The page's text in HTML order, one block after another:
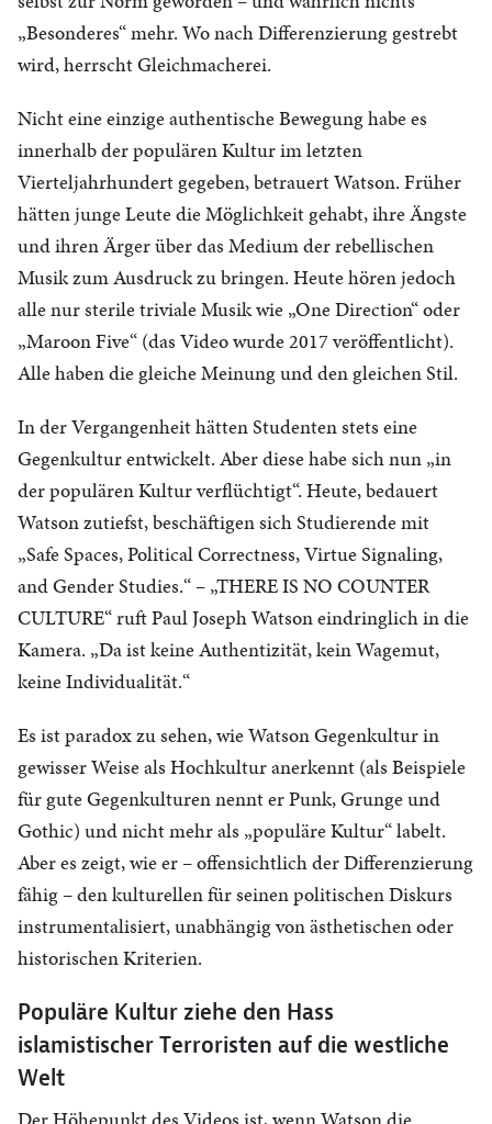
„Besonderes“ mehr. Wo nach Differenzierung gestrebt
wird, herrscht Gleichmacherei.
Nicht eine einzige authentische Bewegung habe es
innerhalb der populären Kultur im letzten
Vierteljahrhundert gegeben, betrauert Watson. Früher
hätten junge Leute die Möglichkeit gehabt, ihre Ängste
und ihren Ärger über das Medium der rebellischen
Musik zum Ausdruck zu bringen. Heute hören jedoch
alle nur sterile triviale Musik wie „One Direction“ oder
„Maroon Five“ (das Video wurde 2017 veröffentlicht).
Alle haben die gleiche Meinung und den gleichen Stil.
In der Vergangenheit hätten Studenten stets eine
Gegenkultur entwickelt. Aber diese habe sich nun „in
der populären Kultur verflüchtigt“. Heute, bedauert
Watson zutiefst, beschäftigen sich Studierende mit
„Safe Spaces, Political Correctness, Virtue Signaling,
and Gender Studies.“ – „THERE IS NO COUNTER
CULTURE“ ruft Paul Joseph Watson eindringlich in die
Kamera. „Da ist keine Authentizität, kein Wagemut,
keine Individualität.“
Es ist paradox zu sehen, wie Watson Gegenkultur in
gewisser Weise als Hochkultur anerkennt (als Beispiele
für gute Gegenkulturen nennt er Punk, Grunge und
Gothic) und nicht mehr als „populäre Kultur“ labelt.
Aber es zeigt, wie er – offensichtlich der Differenzierung
fähig – den kulturellen für seinen politischen Diskurs
instrumentalisiert, unabhängig von ästhetischen oder
historischen Kriterien.
Populäre Kultur ziehe den Hass
islamistischer Terroristen auf die westliche
Welt